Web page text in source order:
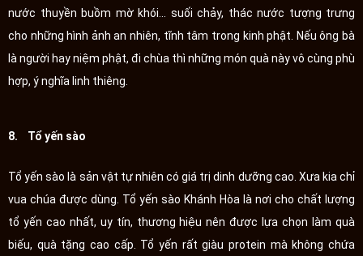
nước thuyền buồm mờ khói... suối chảy, thác nước tượng trưng
cho những hình ảnh an nhiên, tĩnh tâm trong kinh phật. Nếu ông bà
là người hay niệm phật, đi chùa thì những món quà này vô cùng phù
hợp, ý nghĩa linh thiêng.
8. Tổ yến sào
Tổ yến sào là sản vật tự nhiên có giá trị dinh dưỡng cao. Xưa kia chỉ
vua chúa được dùng. Tổ yến sào Khánh Hòa là nơi cho chất lượng
tổ yến cao nhất, uy tín, thương hiệu nên được lựa chọn làm quà
biếu, quà tặng cao cấp. Tổ yến rất giàu protein mà không chứa